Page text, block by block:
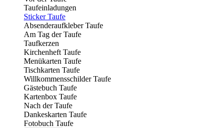
Taufeinladungen
Sticker Taufe
Absenderaufkleber Taufe
Am Tag der Taufe
Taufkerzen
Kirchenheft Taufe
Menükarten Taufe
Tischkarten Taufe
Willkommensschilder Taufe
Gästebuch Taufe
Kartenbox Taufe
Nach der Taufe
Dankeskarten Taufe
Fotobuch Taufe